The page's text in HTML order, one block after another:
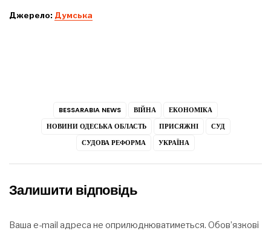
Джерело: Думська
BESSARABIA NEWS ВІЙНА
ЕКОНОМІКА
НОВИНИ ОДЕСЬКА ОБЛАСТЬ
ПРИСЯЖНІ
СУД
СУДОВА РЕФОРМА
УКРАЇНА
Залишити відповідь
Ваша e-mail адреса не оприлюднюватиметься. Обов’язкові